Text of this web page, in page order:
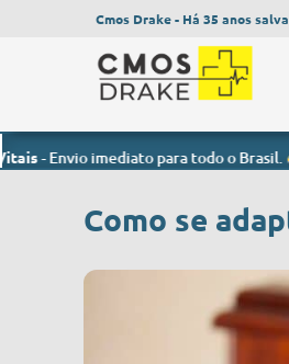
Cmos Drake - Há 35 anos
para todo o Brasil. Monitor
Como se